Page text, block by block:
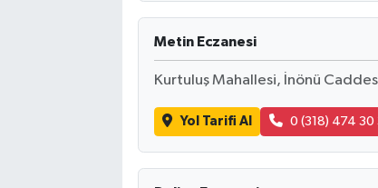
Metin Eczanesi
Kurtuluş Mahallesi, İnönü
Yol Tarifi Al 0 (318) 474 30